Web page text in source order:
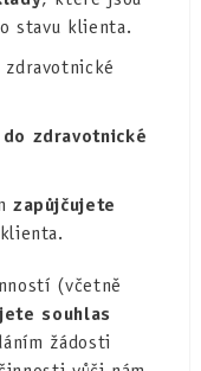
stavu klienta.
zdravotnické
zdravotnické
zapůjčujete
klienta.
(včetně
souhlas
žádosti